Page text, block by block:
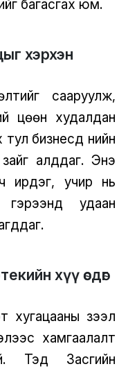
багасгах юм.
хэрхэн
сааруулж,
цөөн худалдан
бизнесүүд үнийн
алддаг. Энэ
ирдэг, учир нь
удаан
хүү өсдөг
хугацааны зээл
хамгаалалт
Тэд Засгийн